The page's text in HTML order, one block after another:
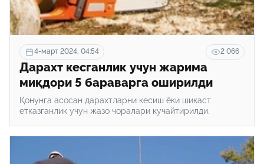
4-март 2024, 04:54 2 066
Дарахт кесганлик учун жарима
миқдори 5 бараварга оширилди
Қонунга асосан дарахтларни кесиш ёки шикаст
етказганлик учун жазо чоралари кучайтирилди.